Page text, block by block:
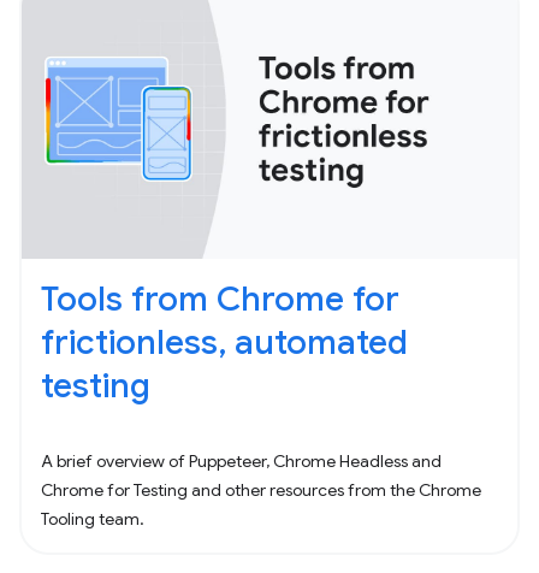
Tools from Chrome for
frictionless, automated
testing
A brief overview of Puppeteer, Chrome Headless and
Chrome for Testing and other resources from the Chrome
Tooling team.